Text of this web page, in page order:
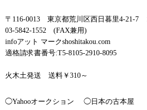
〒116-0013 東京都荒川区西日暮里4-21-7
03-5842-1552 (FAX兼用)
infoアット マークshoshitakou.com
適格請求書番号:T5-8105-2910-8095
火木土発送 送料￥310～
◯Yahooオークション
◯日本の古本屋